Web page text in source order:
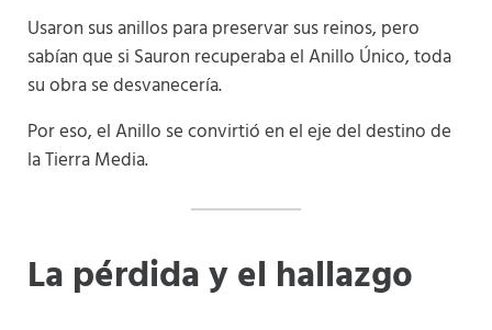
Usaron sus anillos para preservar sus reinos, pero
sabían que si Sauron recuperaba el Anillo Único, toda
su obra se desvanecería.
Por eso, el Anillo se convirtió en el eje del destino de
la Tierra Media.
La pérdida y el hallazgo